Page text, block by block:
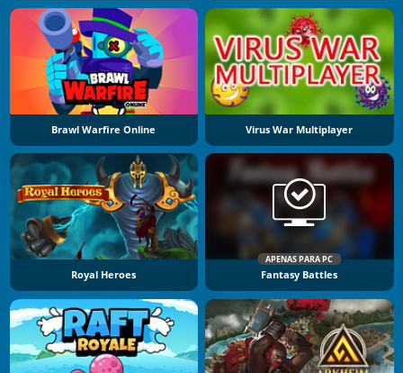
Brawl Warfire Online Virus War Multiplayer
Royal Heroes
APENAS PARA PC
Fantasy Battles